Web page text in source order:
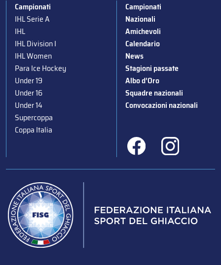
Campionati
IHL Serie A
IHL
IHL Division I
IHL Women
Para Ice Hockey
Under 19
Under 16
Under 14
Supercoppa
Coppa Italia
Campionati
Nazionali
Amichevoli
Calendario
News
Stagioni passate
Albo d’Oro
Squadre nazionali
Convocazioni nazionali